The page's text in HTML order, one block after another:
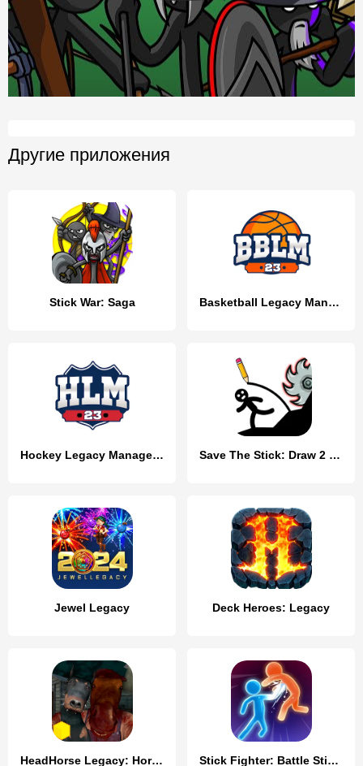
Другие приложения
Stick War: Saga Basketball Legacy Manager 23
Hockey Legacy Manager 23 Save The Stick: Draw 2 Save
Jewel Legacy Deck Heroes: Legacy
HeadHorse Legacy: Horror Game Stick Fighter: Battle Stickman